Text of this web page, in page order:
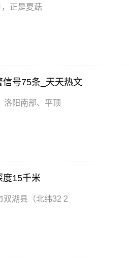
正是夏菇
号75条_天天热文
洛阳南部、平顶
度15千米
双湖县（北纬32 2